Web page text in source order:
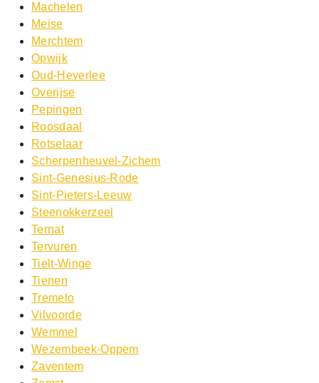
Machelen
Meise
Merchtem
Opwijk
Oud-Heverlee
Overijse
Pepingen
Roosdaal
Rotselaar
Scherpenheuvel-Zichem
Sint-Genesius-Rode
Sint-Pieters-Leeuw
Steenokkerzeel
Ternat
Tervuren
Tielt-Winge
Tienen
Tremelo
Vilvoorde
Wemmel
Wezembeek-Oppem
Zaventem